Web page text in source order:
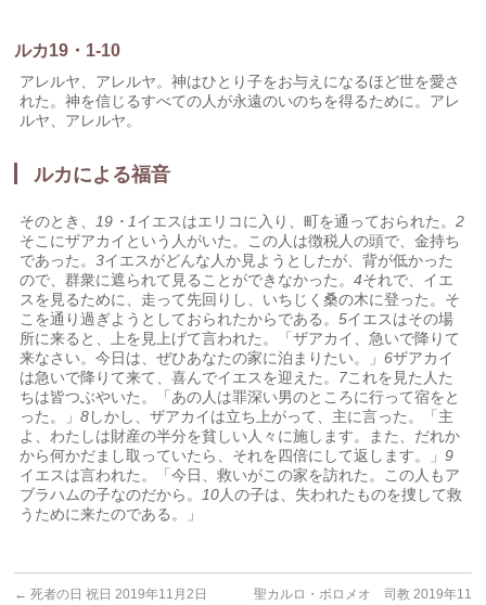
ルカ19・1-10
アレルヤ、アレルヤ。神はひとり子をお与えになるほど世を愛さ
れた。神を信じるすべての人が永遠のいのちを得るために。アレ
ルヤ、アレルヤ。
ルカによる福音
そのとき、 19・1イエスはエリコに入り、町を通っておられた。2
そこにザアカイという人がいた。この人は徴税人の頭で、金持ち
であった。3イエスがどんな人か見ようとしたが、背が低かった
ので、群衆に遮られて見ることができなかった。4それで、イエ
スを見るために、走って先回りし、いちじく桑の木に登った。そ
こを通り過ぎようとしておられたからである。5イエスはその場
所に来ると、上を見上げて言われた。「ザアカイ、急いで降りて
来なさい。今日は、ぜひあなたの家に泊まりたい。」6ザアカイ
は急いで降りて来て、喜んでイエスを迎えた。 7これを見た人た
ちは皆つぶやいた。「あの人は罪深い男のところに行って宿をと
った。」8しかし、ザアカイは立ち上がって、主に言った。「主
よ、わたしは財産の半分を貧しい人々に施します。また、だれか
から何かだまし取っていたら、それを四倍にして返します。」9
イエスは言われた。「今日、救いがこの家を訪れた。この人もア
ブラハムの子なのだから。 10人の子は、失われたものを捜して救
うために来たのである。」
← 死者の日 祝日 2019年11月2日
聖カルロ・ボロメオ 司教 2019年11